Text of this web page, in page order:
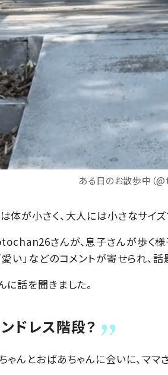
ある日のお散歩中（
体が小さく、大人には小さなサイ
さんが、息子さんが歩く
愛い」などのコメントが寄せられ、話
に話を聞きました。
ドレス階段？
ゃんとおばあちゃんに会いに、ママ